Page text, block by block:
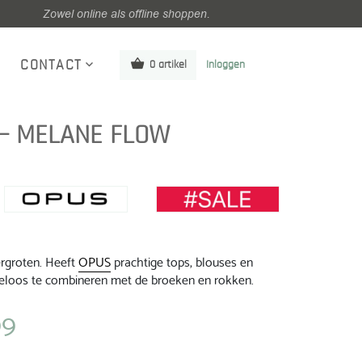
Zowel online als offline shoppen.
CONTACT 0 artikel Inloggen
MELANE FLOW
HeeftOPUSprachtige tops, blouses en
te combineren met de broeken en rokken.